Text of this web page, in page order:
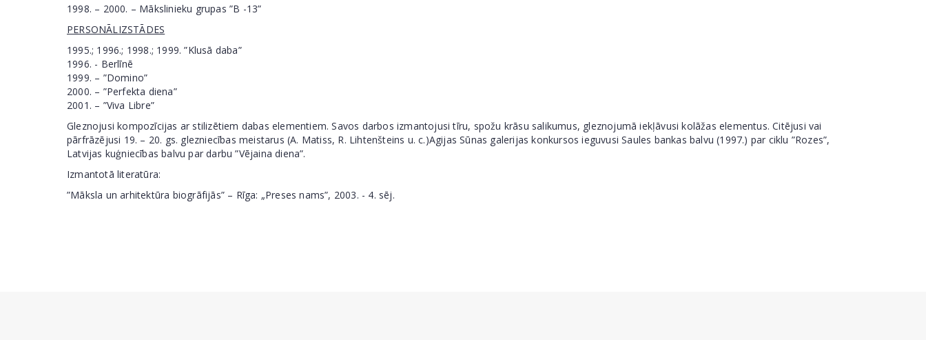
1998. – 2000. – Mākslinieku grupas ”B -13”
PERSONĀLIZSTĀDES
1995.; 1996.; 1998.; 1999. ”Klusā daba”
1996. - Berlīnē
1999. – ”Domino”
2000. – ”Perfekta diena”
2001. – ”Viva Libre”
Gleznojusi kompozīcijas ar stilizētiem dabas elementiem. Savos darbos izmantojusi tīru, spožu krāsu salikumus, gleznojumā iekļāvusi kolāžas elementus. Citējusi vai
pārfrāzējusi 19. – 20. gs. glezniecības meistarus (A. Matiss, R. Lihtenšteins u. c.)Agijas Sūnas galerijas konkursos ieguvusi Saules bankas balvu (1997.) par ciklu ”Rozes”,
Latvijas kuģniecības balvu par darbu ”Vējaina diena”.
Izmantotā literatūra:
”Māksla un arhitektūra biogrāfijās” – Rīga: „Preses nams”, 2003. - 4. sēj.